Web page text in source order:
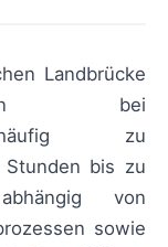
Landbrücke
bei
häufig zu
bis zu
von
sowie